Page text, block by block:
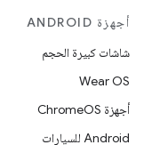
أجهزة ANDROID
شاشات كبيرة الحجم
Wear OS
أجهزة ChromeOS
Android للسيارات